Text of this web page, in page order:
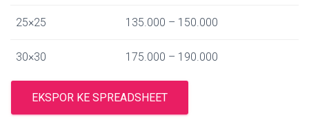
25×25 135.000 – 150.000
30×30 175.000 – 190.000
EKSPOR KE SPREADSHEET